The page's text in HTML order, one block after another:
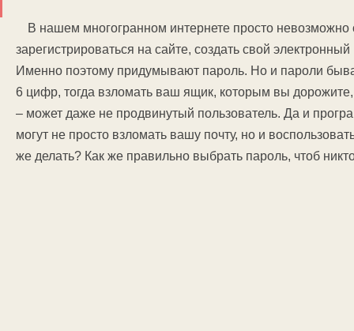
В нашем многогранном интернете просто невозможно
зарегистрироваться на сайте, создать свой
Именно поэтому придумывают пароль. Но и пароли
6 цифр, тогда взломать ваш ящик, которым вы
– может даже не продвинутый пользователь. Да и
могут не просто взломать вашу почту, но и
же делать? Как же правильно выбрать пароль, чтоб